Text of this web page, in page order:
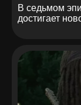
В седьмом
достигает